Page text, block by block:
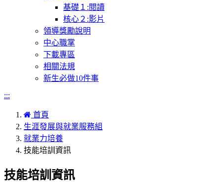
基礎１:閱讀
核心２:影片
領導獎勵說明
中心職掌
下載專區
相關法規
新生必做10件事
:::
首頁
生涯發展與就業服務組
就業力培養
技能培訓資訊
技能培訓資訊